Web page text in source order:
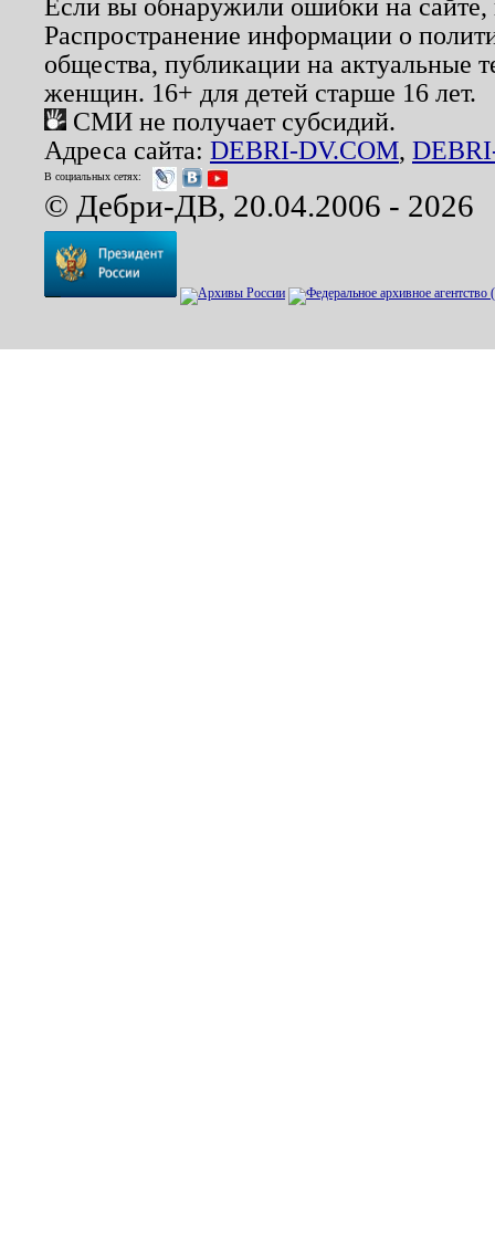
Если вы обнаружили ошибки на
Распространение информации о
общества, публикации на актуальные
женщин. 16+ для детей старше 16 лет.
СМИ не получает субсидий.
Адреса сайта: DEBRI-DV.COM,
В социальных сетях:
© Дебри-ДВ, 20.04.2006 - 2026